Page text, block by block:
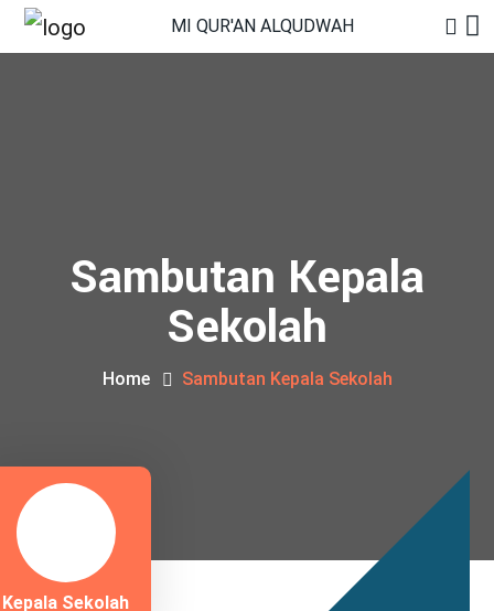
MI QUR'AN ALQUDWAH
Sambutan Kepala
Sekolah
Home Sambutan Kepala Sekolah
Kepala Sekolah